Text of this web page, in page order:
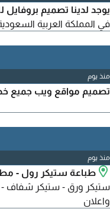
يوجد لدينا تصميم
في المملكة العربية
منذ يوم
تصميم مواقع ويب جميع
منذ يوم
طباعة ستيكر رول -
ستيكر ورق - ستيكر شفاف -
واعلان